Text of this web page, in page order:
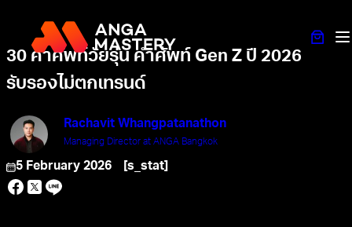
30 คำศัพท์วัยรุ่น คำศัพท์ Gen Z ปี 2026
รับรองไม่ตกเทรนด์
Rachavit Whangpatanathon
Managing Director at ANGA Bangkok
5 February 2026 [s_stat]